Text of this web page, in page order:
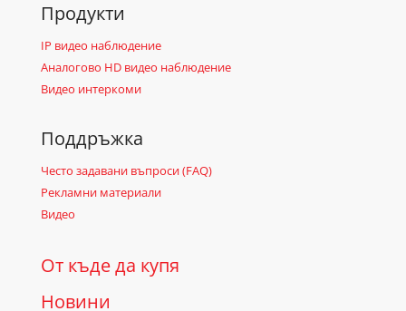
Продукти
IP видео наблюдение
Аналогово HD видео наблюдение
Видео интеркоми
Поддръжка
Често задавани въпроси (FAQ)
Рекламни материали
Видео
От къде да купя
Новини